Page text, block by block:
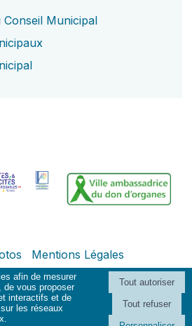
Conseil Municipal
Mentions Légales
du site Internet réalisé par Net15 -Site
par WebSee Mairie
Conditions Générales
afin de mesurer
de vous proposer
interactifs et de
les réseaux